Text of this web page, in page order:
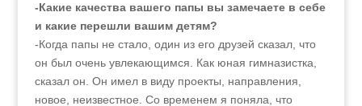
-Какие качества вашего папы вы замечаете в себе
и какие перешли вашим детям?
-Когда папы не стало, один из его друзей сказал, что
он был очень увлекающимся. Как юная гимназистка,
сказал он. Он имел в виду проекты, направления,
новое, неизвестное. Со временем я поняла, что